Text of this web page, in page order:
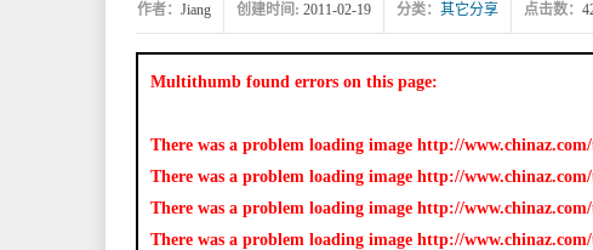
作者： Jiang 创建时间: 2011-02-19 分类： 其它分享 点击数：
Multithumb found errors on this page:
There was a problem loading image http://
There was a problem loading image http://
There was a problem loading image http://
There was a problem loading image http://